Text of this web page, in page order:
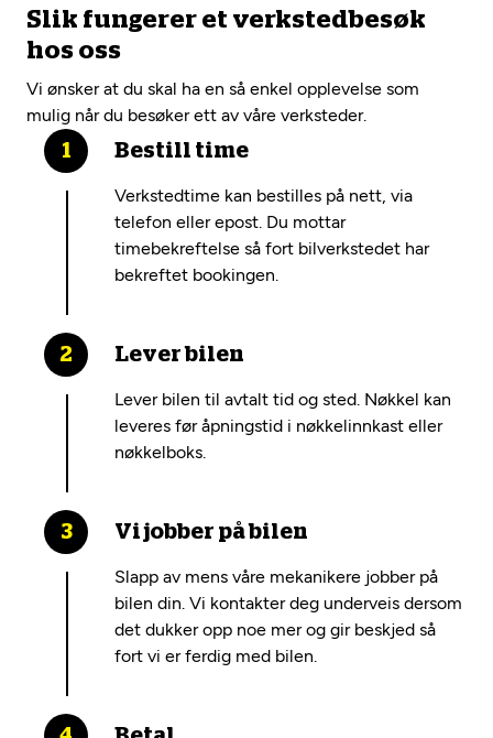
Slik fungerer et verkstedbesøk
hos oss
Vi ønsker at du skal ha en så enkel opplevelse som
mulig når du besøker ett av våre verksteder.
Bestill time
Verkstedtime kan bestilles på nett, via
telefon eller epost. Du mottar
timebekreftelse så fort bilverkstedet har
bekreftet bookingen.
Lever bilen
Lever bilen til avtalt tid og sted. Nøkkel kan
leveres før åpningstid i nøkkelinnkast eller
nøkkelboks.
Vi jobber på bilen
Slapp av mens våre mekanikere jobber på
bilen din. Vi kontakter deg underveis dersom
det dukker opp noe mer og gir beskjed så
fort vi er ferdig med bilen.